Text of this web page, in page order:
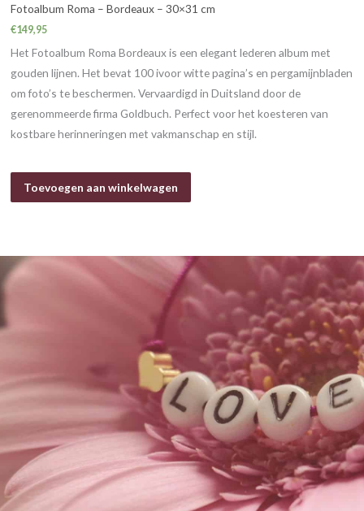
Fotoalbum Roma – Bordeaux – 30×31 cm
€149,95
Het Fotoalbum Roma Bordeaux is een elegant lederen album met
gouden lijnen. Het bevat 100 ivoor witte pagina’s en pergamijnbladen
om foto’s te beschermen. Vervaardigd in Duitsland door de
gerenommeerde firma Goldbuch. Perfect voor het koesteren van
kostbare herinneringen met vakmanschap en stijl.
Toevoegen aan winkelwagen